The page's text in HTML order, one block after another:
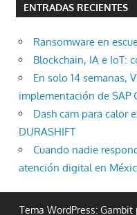
ENTRADAS RECIENTES
Ransomware en
Blockchain, IA e IoT:
En solo 14 semanas,
implementación de SAP
Dash cam para calor
DURASHIFT
Cuando nadie
atención digital en
Tema WordPress: Gambit